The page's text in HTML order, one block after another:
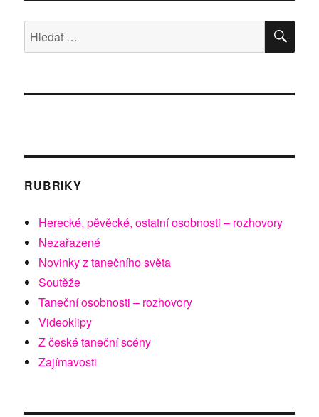
Hledat:
RUBRIKY
Herecké, pěvěcké, ostatní osobnosti – rozhovory
Nezařazené
Novinky z tanečního světa
Soutěže
Taneční osobnosti – rozhovory
Videoklipy
Z české taneční scény
Zajímavosti